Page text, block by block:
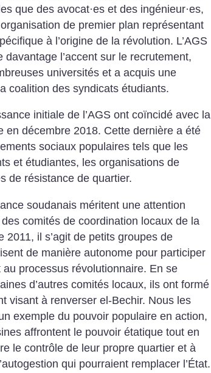
que des avocat·es et des ingénieur·es,
de premier plan représentant
à l’origine de la révolution. L’AGS
davantage l’accent sur le recrutement,
universités et a acquis une
coalition des syndicats étudiants.
initiale de l’AGS ont coïncidé avec la
en décembre 2018. Cette dernière a été
sociaux populaires tels que les
et étudiantes, les organisations de
de résistance de quartier.
soudanais méritent une attention
des comités de coordination locaux de la
2011, il s’agit de petits groupes de
de manière autonome pour participer
processus révolutionnaire. En se
d’autres comités locaux, ils ont formé
visant à renverser el-Bechir. Nous les
exemple du pouvoir populaire en action,
affrontent le pouvoir étatique tout en
le contrôle de leur propre quartier et à
qui pourraient remplacer l’État.